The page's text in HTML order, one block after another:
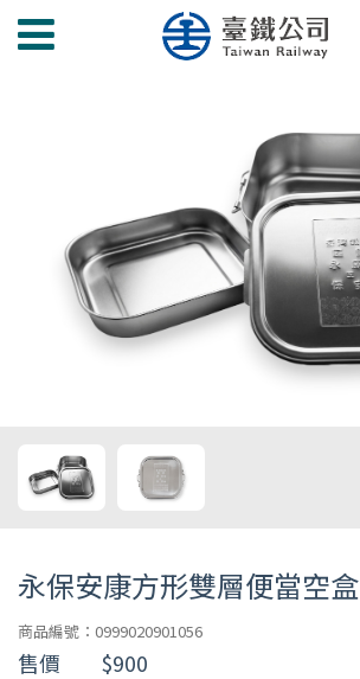
臺
永保安康方形雙層便當空盒
商品編號：0999020901056
售價 $900